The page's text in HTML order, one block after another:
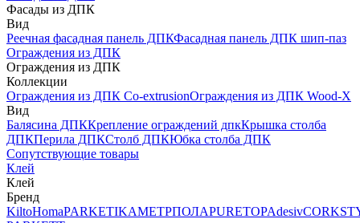
Фасады из ДПК
Вид
Реечная фасадная панель ДПКФасадная панель ДПК шип-паз
Ограждения из ДПК
Ограждения из ДПК
Коллекции
Ограждения из ДПК Co-extrusionОграждения из ДПК Wood-X
Вид
Балясина ДПККрепление ограждений дпкКрышка столба
ДПКПерила ДПКСтолб ДПКЮбка столба ДПК
Сопутствующие товары
Клей
Клей
Бренд
KiltoHomaPARKETIKAМЕТРПОЛАPURETOPAdesiv